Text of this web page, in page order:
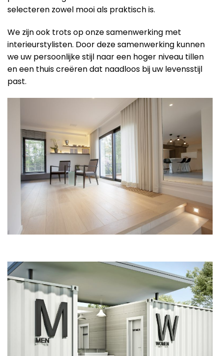
selecteren zowel mooi als praktisch is.
We zijn ook trots op onze samenwerking met
interieurstylisten. Door deze samenwerking kunnen
we uw persoonlijke stijl naar een hoger niveau tillen
en een thuis creëren dat naadloos bij uw levensstijl
past.